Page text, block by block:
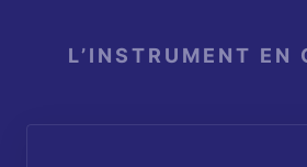
L’INSTRUMENT EN